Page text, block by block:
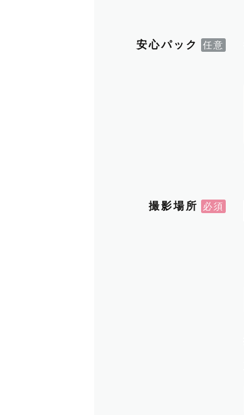
安心パック
撮影場所